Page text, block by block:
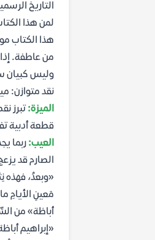
التاريخ
لمن هذا
هذا الكتاب
من عاطفة.
وليس كبيان
نقد متوازن:
الميزة:تبرز
قطعة أدبية
العيب: ربما
الصارم قد
«وبعدُ، فهذه
مَعينِ الأيامِ
أباظة» من
«إبراهيم